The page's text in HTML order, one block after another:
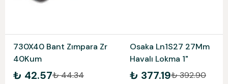
730X40 Bant Zımpara Zr
40Kum
₺ 42.57₺ 44.34
Osaka Ln1S27 27Mm
Havalı Lokma 1"
₺ 377.19₺ 392.90